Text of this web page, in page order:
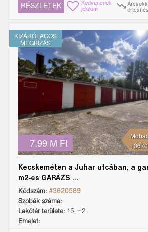
RÉSZLETEK Kedvencnek
jelölöm értesítés
7.99 M Ft
KIZÁRÓLAGOS
MEGBÍZÁS
Kecskeméten a Juhar utcában, a
m2-es GARÁZS ...
Kódszám: #3620589
Szobák száma:
Lakótér területe: 15 m2
Emelet: